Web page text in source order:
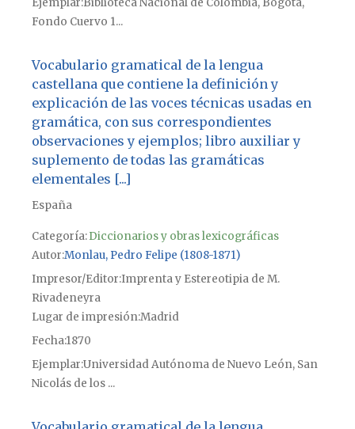
Ejemplar Biblioteca Nacional de Colombia, Bogotá,
Fondo Cuervo 1...
Vocabulario gramatical de la lengua
castellana que contiene la definición y
explicación de las voces técnicas usadas en
gramática, con sus correspondientes
observaciones y ejemplos; libro auxiliar y
suplemento de todas las gramáticas
elementales [...]
España
Categoría:Diccionarios y obras lexicográficas
Autor Monlau, Pedro Felipe (1808-1871)
Impresor/Editor Imprenta y Estereotipia de M.
Rivadeneyra
Lugar de impresiónMadrid
Fecha1870
Ejemplar Universidad Autónoma de Nuevo León, San
Nicolás de los ...